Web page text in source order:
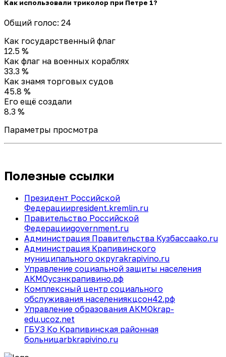
Как использовали триколор при Петре 1?
Общий голос: 24
Как государственный флаг
12.5 %
Как флаг на военных кораблях
33.3 %
Как знамя торговых судов
45.8 %
Его ещё создали
8.3 %
Параметры просмотра
Полезные ссылки
Президент Российской
Федерацииpresident.kremlin.ru
Правительство Российской
Федерацииgovernment.ru
Администрация Правительства Кузбассаako.ru
Администрация Крапивинского
муниципального округаkrapivino.ru
Управление социальной защиты населения
АКМОусзнкрапивино.рф
Комплексный центр социального
обслуживания населениякцсон42.рф
Управление образования АКМОkrap-
edu.ucoz.net
ГБУЗ Ко Крапивинская районная
больницаrbkrapivino.ru